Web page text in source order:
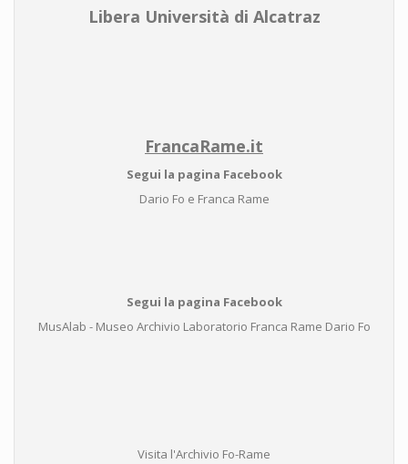
Libera Università di Alcatraz
FrancaRame.it
Segui la pagina Facebook
Dario Fo e Franca Rame
Segui la pagina Facebook
MusAlab - Museo Archivio Laboratorio Franca Rame Dario Fo
Visita l'Archivio Fo-Rame